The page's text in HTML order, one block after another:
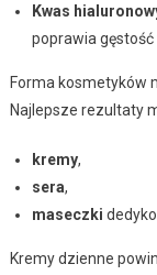
Kwas
poprawia gęstość
Forma kosmetyków
Najlepsze rezultaty
kremy,
sera,
maseczki
Kremy dzienne